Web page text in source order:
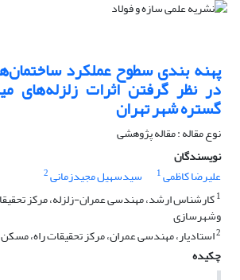
پهنه بندی سطوح عملکرد
در نظر گرفتن اثرات زلزله‌های
گستره شهر تهران
نوع مقاله : مقاله پژوهشی
نویسندگان
علیرضا کاظمی1 سیدسهیل مجیدزمانی2
1کارشناس ارشد، مهندسی عمران-زلزله، مرکز
وشهرسازی
2استادیار، مهندسی عمران، مرکز تحقیقات راه،
چکیده